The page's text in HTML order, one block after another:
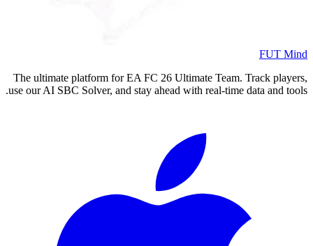
FUT Mind
The ultimate platform for EA FC 26 Ultimate Team. Track players,
use our AI SBC Solver, and stay ahead with real-time data and tools.